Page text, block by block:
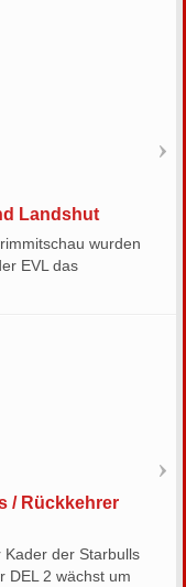
Landshut
wurden
EVL das
/ Rückkehrer
Kader der Starbulls
DEL 2 wächst um